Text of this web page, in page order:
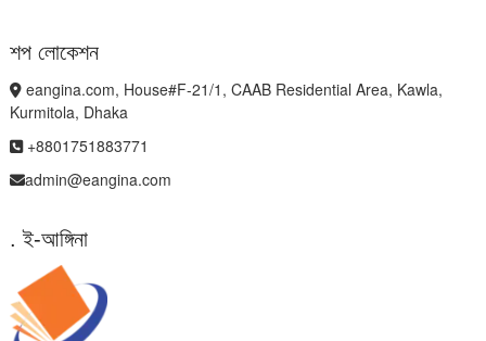
শপ লোকেশন
eangina.com, House#F-21/1, CAAB Residential Area, Kawla,
Kurmitola, Dhaka
+8801751883771
admin@eangina.com
. ই-আঙ্গিনা